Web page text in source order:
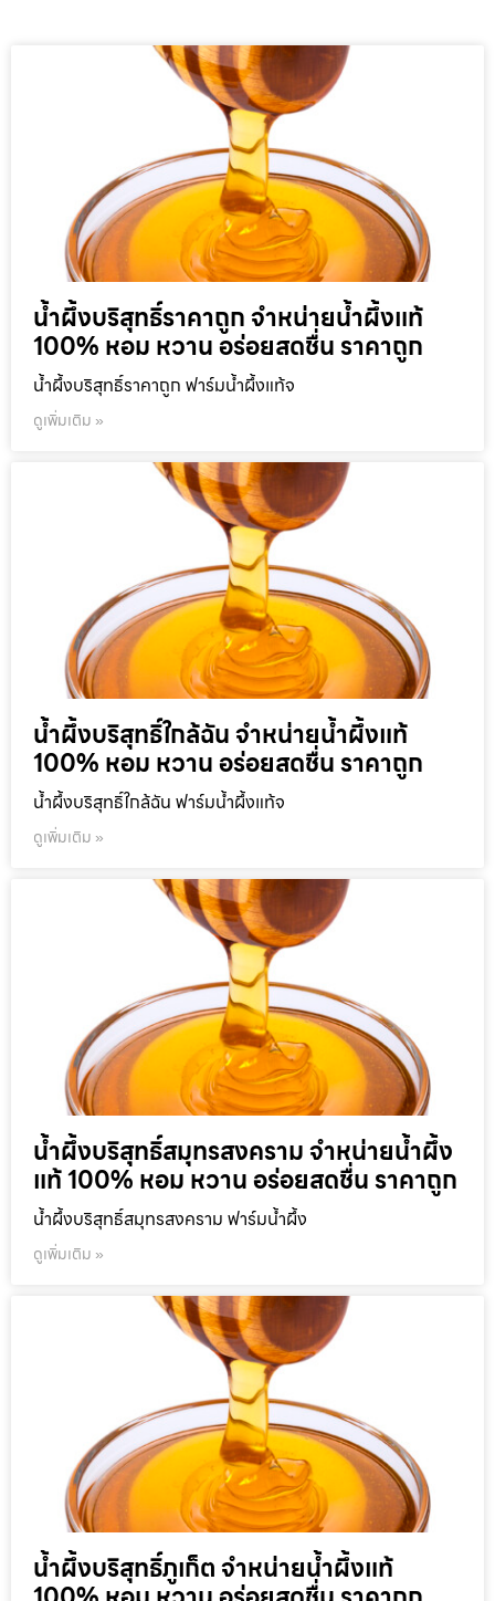
น้ำผึ้งบริสุทธิ์ราคาถูก จำหน่ายน้ำผึ้งแท้
100% หอม หวาน อร่อยสดชื่น ราคาถูก
น้ำผึ้งบริสุทธิ์ราคาถูก ฟาร์มน้ำผึ้งแท้จ
ดูเพิ่มเติม »
น้ำผึ้งบริสุทธิ์ใกล้ฉัน จำหน่ายน้ำผึ้งแท้
100% หอม หวาน อร่อยสดชื่น ราคาถูก
น้ำผึ้งบริสุทธิ์ใกล้ฉัน ฟาร์มน้ำผึ้งแท้จ
ดูเพิ่มเติม »
น้ำผึ้งบริสุทธิ์สมุทรสงคราม จำหน่ายน้ำผึ้ง
แท้ 100% หอม หวาน อร่อยสดชื่น ราคาถูก
น้ำผึ้งบริสุทธิ์สมุทรสงคราม ฟาร์มน้ำผึ้ง
ดูเพิ่มเติม »
น้ำผึ้งบริสุทธิ์ภูเก็ต จำหน่ายน้ำผึ้งแท้